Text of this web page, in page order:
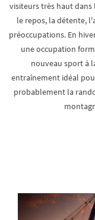
visiteurs très haut dans
le repos, la détente,
préoccupations. En
une occupation
nouveau sport à
entraînement idéal
probablement la